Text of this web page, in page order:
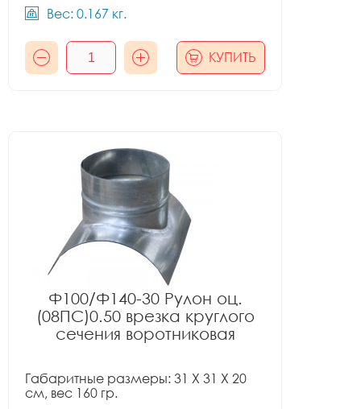
Вес: 0.167 кг.
КУПИТЬ
Ф100/Ф140-30 Рулон оц.
(08ПС)0.50 врезка круглого
сечения воротниковая
Габаритные размеры: 31 X 31 X 20
см, вес 160 гр.